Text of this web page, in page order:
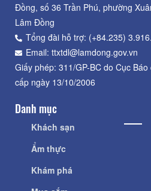
Đồng, số 36 Trần Phú, phường
Lâm Đồng
Tổng đài hỗ trợ: (+84.235)
Email: ttxtdl@lamdong.gov.vn
Giấy phép: 311/GP-BC do Cục
cấp ngày 13/10/2006
Danh mục
Khách sạn
Ẩm thực
Khám phá